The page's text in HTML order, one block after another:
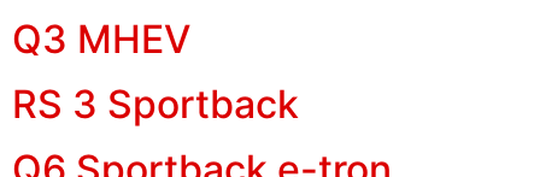
Q3 MHEV
RS 3 Sportback